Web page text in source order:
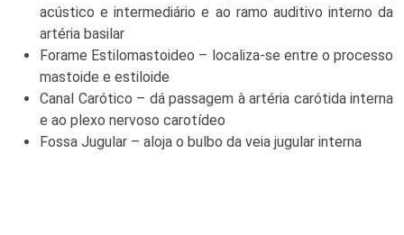
acústico e intermediário e ao ramo auditivo interno da
artéria basilar
Forame Estilomastoideo – localiza-se entre o processo
mastoide e estiloide
Canal Carótico – dá passagem à artéria carótida interna
e ao plexo nervoso carotídeo
Fossa Jugular – aloja o bulbo da veia jugular interna